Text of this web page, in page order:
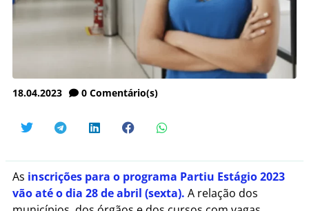
18.04.2023 0 Comentário(s)
As inscrições para o programa Partiu Estágio 2023
vão até o dia 28 de abril (sexta). A relação dos